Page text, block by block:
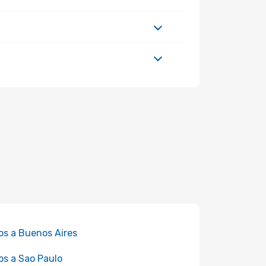
a Buenos Aires
a Sao Paulo